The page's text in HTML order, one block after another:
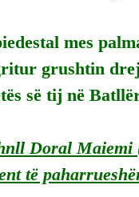
mes
grushtin
së tij në
Doral
të